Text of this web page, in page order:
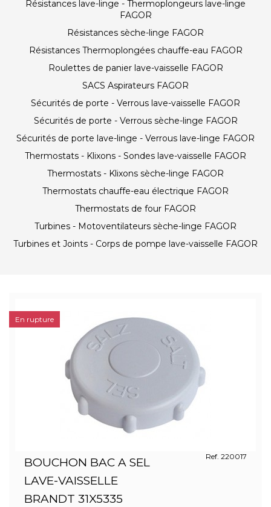
Résistances lave-linge - Thermoplongeurs lave-linge
FAGOR
Résistances sèche-linge FAGOR
Résistances Thermoplongées chauffe-eau FAGOR
Roulettes de panier lave-vaisselle FAGOR
SACS Aspirateurs FAGOR
Sécurités de porte - Verrous lave-vaisselle FAGOR
Sécurités de porte - Verrous sèche-linge FAGOR
Sécurités de porte lave-linge - Verrous lave-linge FAGOR
Thermostats - Klixons - Sondes lave-vaisselle FAGOR
Thermostats - Klixons sèche-linge FAGOR
Thermostats chauffe-eau électrique FAGOR
Thermostats de four FAGOR
Turbines - Motoventilateurs sèche-linge FAGOR
Turbines et Joints - Corps de pompe lave-vaisselle FAGOR
BOUCHON BAC A SEL
LAVE-VAISSELLE
BRANDT 31X5335
Ref. 220017
En rupture